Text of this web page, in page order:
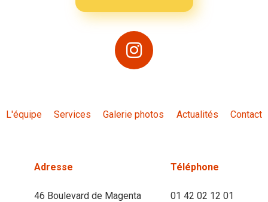
L'équipe Services Galerie photos Actualités Contact
Adresse
46 Boulevard de Magenta
Téléphone
01 42 02 12 01